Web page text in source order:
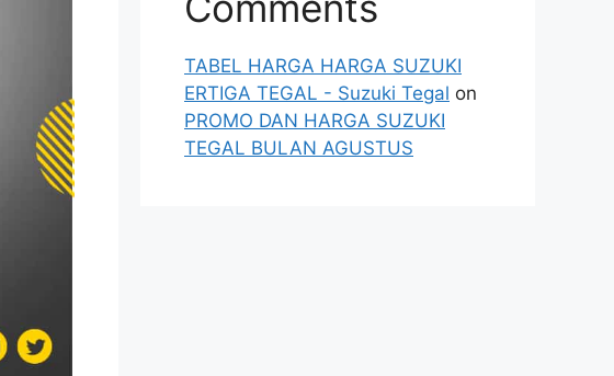
TABEL HARGA HARGA SUZUKI
ERTIGA TEGAL - Suzuki Tegal on
PROMO DAN HARGA SUZUKI
TEGAL BULAN AGUSTUS